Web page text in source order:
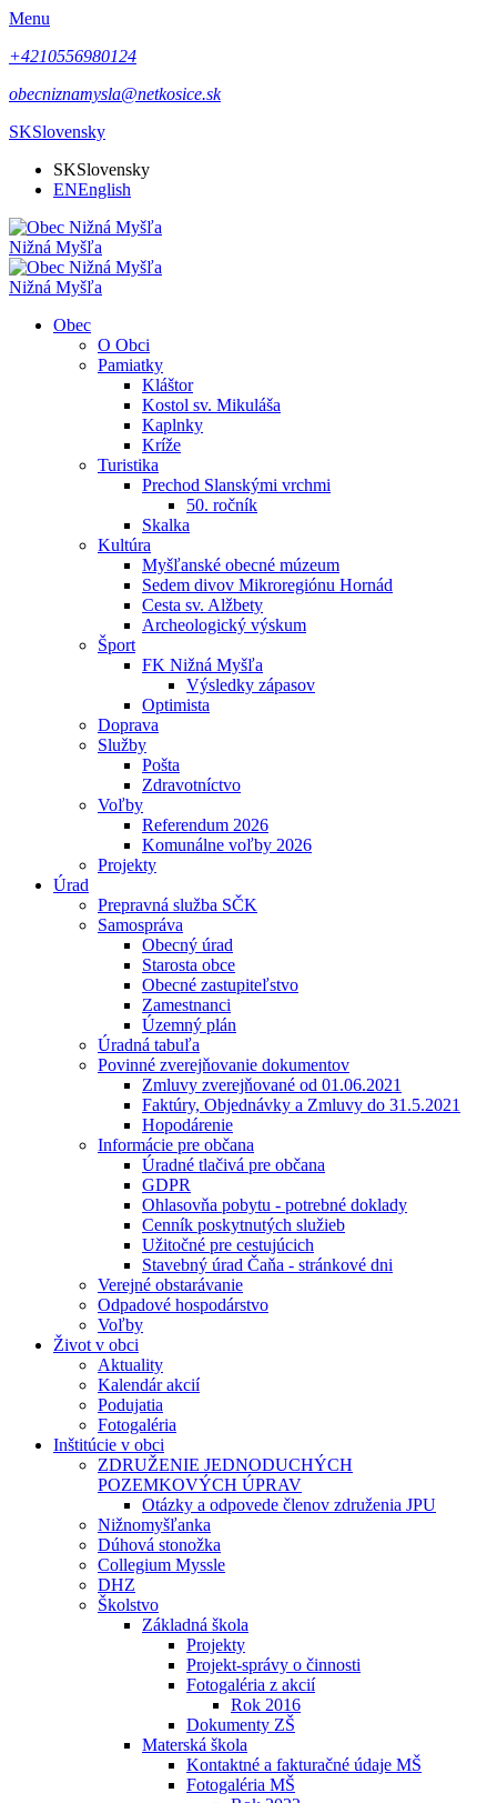
Menu
+4210556980124
obecniznamysla@netkosice.sk
SKSlovensky
SKSlovensky
ENEnglish
Nižná Myšľa
Nižná Myšľa
Obec
O Obci
Pamiatky
Kláštor
Kostol sv. Mikuláša
Kaplnky
Kríže
Turistika
Prechod Slanskými vrchmi
50. ročník
Skalka
Kultúra
Myšľanské obecné múzeum
Sedem divov Mikroregiónu Hornád
Cesta sv. Alžbety
Archeologický výskum
Šport
FK Nižná Myšľa
Výsledky zápasov
Optimista
Doprava
Služby
Pošta
Zdravotníctvo
Voľby
Referendum 2026
Komunálne voľby 2026
Projekty
Úrad
Prepravná služba SČK
Samospráva
Obecný úrad
Starosta obce
Obecné zastupiteľstvo
Zamestnanci
Územný plán
Úradná tabuľa
Povinné zverejňovanie dokumentov
Zmluvy zverejňované od 01.06.2021
Faktúry, Objednávky a Zmluvy do 31.5.2021
Hopodárenie
Informácie pre občana
Úradné tlačivá pre občana
GDPR
Ohlasovňa pobytu - potrebné doklady
Cenník poskytnutých služieb
Užitočné pre cestujúcich
Stavebný úrad Čaňa - stránkové dni
Verejné obstarávanie
Odpadové hospodárstvo
Voľby
Život v obci
Aktuality
Kalendár akcií
Podujatia
Fotogaléria
Inštitúcie v obci
ZDRUŽENIE JEDNODUCHÝCH
POZEMKOVÝCH ÚPRAV
Otázky a odpovede členov združenia JPU
Nižnomyšľanka
Dúhová stonožka
Collegium Myssle
DHZ
Školstvo
Základná škola
Projekty
Projekt-správy o činnosti
Fotogaléria z akcií
Rok 2016
Dokumenty ZŠ
Materská škola
Kontaktné a fakturačné údaje MŠ
Fotogaléria MŠ